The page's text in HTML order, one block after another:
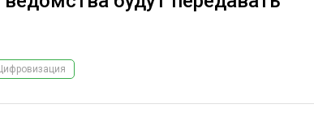
КРУПНЫМ ПЛАНОМ